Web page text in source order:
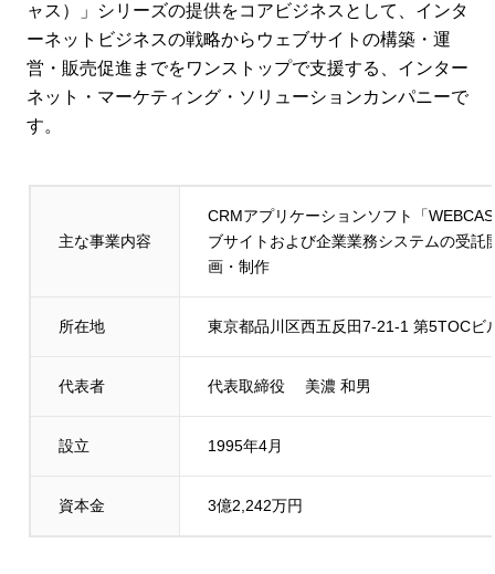
ャス）」シリーズの提供をコアビジネスとして、インタ
ーネットビジネスの戦略からウェブサイトの構築・運
営・販売促進までをワンストップで支援する、インター
ネット・マーケティング・ソリューションカンパニーで
す。
主な事業内容
CRMアプリケーションソフト「
ブサイトおよび企業業務システムの受託
画・制作
所在地 東京都品川区西五反田7-21-1 第5TOCビ
代表者 代表取締役 美濃 和男
設立 1995年4月
資本金 3億2,242万円